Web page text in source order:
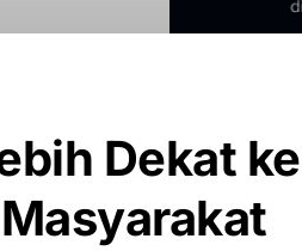
Dekat ke
Masyarakat